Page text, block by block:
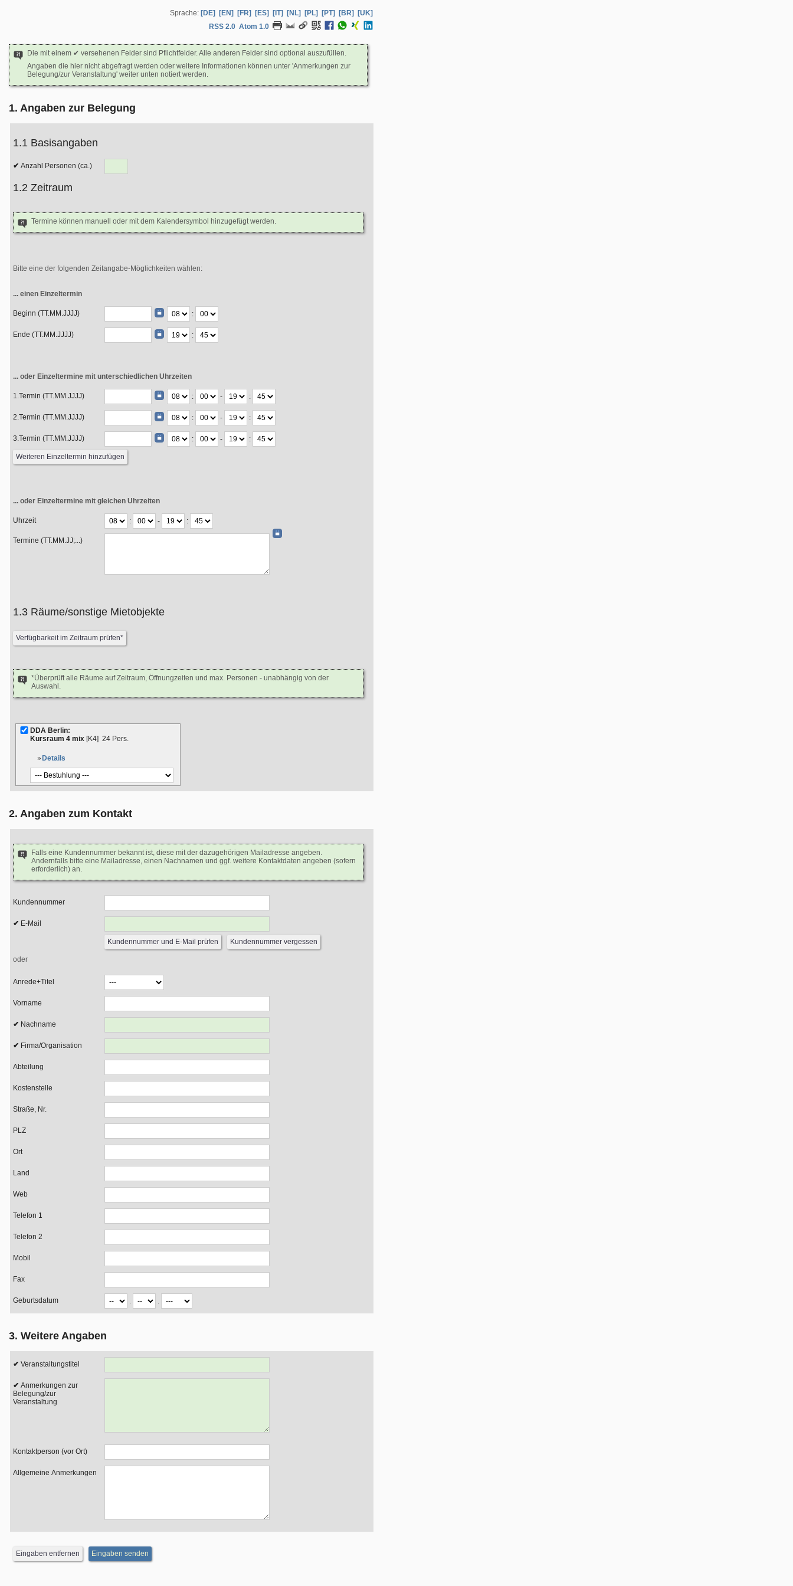
Sprache: [DE] [EN] [FR] [ES] [IT] [NL] [PL] [PT] [BR]
[UK]
RSS 2.0 Atom 1.0
Die mit einem ✔ versehenen Felder sind Pflichtfelder. Alle anderen Felder sind optional auszufüllen.
Angaben die hier nicht abgefragt werden oder weitere Informationen können unter 'Anmerkungen zur
Belegung/zur Veranstaltung' weiter unten notiert werden.
1. Angaben zur Belegung
1.1 Basisangaben
Anzahl Personen (ca.)
1.2 Zeitraum
Termine können manuell oder mit dem Kalendersymbol hinzugefügt werden.
Bitte eine der folgenden Zeitangabe-Möglichkeiten wählen:
... einen Einzeltermin
Beginn (TT.MM.JJJJ) :
Ende (TT.MM.JJJJ) :
... oder Einzeltermine mit unterschiedlichen Uhrzeiten
1.Termin (TT.MM.JJJJ) : - :
2.Termin (TT.MM.JJJJ) : - :
3.Termin (TT.MM.JJJJ) : - :
... oder Einzeltermine mit gleichen Uhrzeiten
Uhrzeit : - :
Termine (TT.MM.JJ;...)
1.3 Räume/sonstige Mietobjekte
*Überprüft alle Räume auf Zeitraum, Öffnungzeiten und max. Personen - unabhängig von der
Auswahl.
DDA Berlin:
Kursraum 4 mix [K4] 24 Pers.
Details
2. Angaben zum Kontakt
Falls eine Kundennummer bekannt ist, diese mit der dazugehörigen Mailadresse angeben.
Andernfalls bitte eine Mailadresse, einen Nachnamen und ggf. weitere Kontaktdaten angeben (sofern
erforderlich) an.
Kundennummer
E-Mail
oder
Anrede+Titel
Vorname
Nachname
Firma/Organisation
Abteilung
Kostenstelle
Straße, Nr.
PLZ
Ort
Land
Web
Telefon 1
Telefon 2
Mobil
Fax
Geburtsdatum . .
3. Weitere Angaben
Veranstaltungstitel
Belegung/zur
Veranstaltung
Kontaktperson (vor Ort)
Allgemeine Anmerkungen